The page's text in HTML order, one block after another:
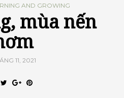
AND GROWING
mùa nến
11, 2021